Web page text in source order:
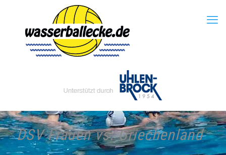
DSV Frauen vs. Griechenland